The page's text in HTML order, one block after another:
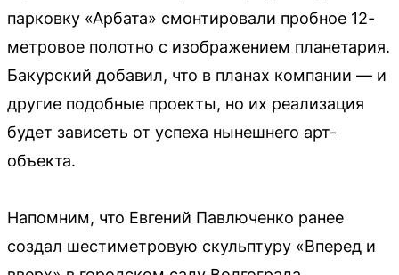
парковку «Арбата» смонтировали пробное 12-
метровое полотно с изображением планетария.
Бакурский добавил, что в планах компании — и
другие подобные проекты, но их реализация
будет зависеть от успеха нынешнего арт-
объекта.
Напомним, что Евгений Павлюченко ранее
создал шестиметровую скульптуру «Вперед и